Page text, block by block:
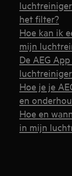
het filter?
Hoe kan ik
mijn
De AEG
Hoe je je
en
Hoe en
in mijn